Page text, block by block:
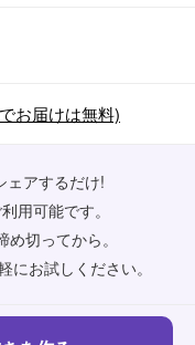
お届けは無料)
ェアするだけ!
用可能です。
切ってから。
にお試しください。